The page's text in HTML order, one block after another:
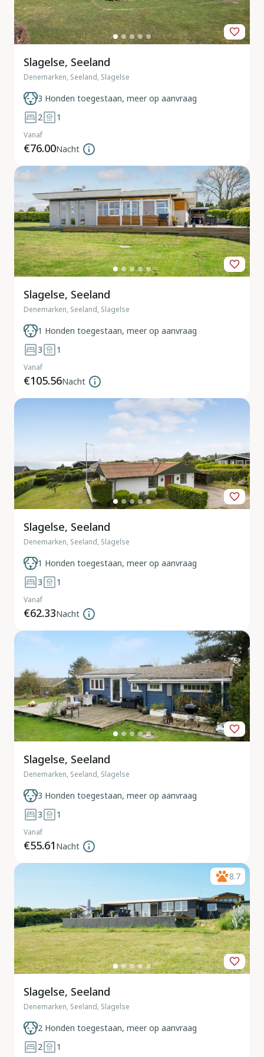
Slagelse, Seeland
Denemarken, Seeland, Slagelse
3 Honden toegestaan, meer op aanvraag
2
1
Vanaf
€76.00Nacht
Slagelse, Seeland
Denemarken, Seeland, Slagelse
1 Honden toegestaan, meer op aanvraag
3
1
Vanaf
€105.56Nacht
Slagelse, Seeland
Denemarken, Seeland, Slagelse
1 Honden toegestaan, meer op aanvraag
3
1
Vanaf
€62.33Nacht
Slagelse, Seeland
Denemarken, Seeland, Slagelse
3 Honden toegestaan, meer op aanvraag
3
1
Vanaf
€55.61 Nacht
8.7
Slagelse, Seeland
Denemarken, Seeland, Slagelse
2 Honden toegestaan, meer op aanvraag
2
1